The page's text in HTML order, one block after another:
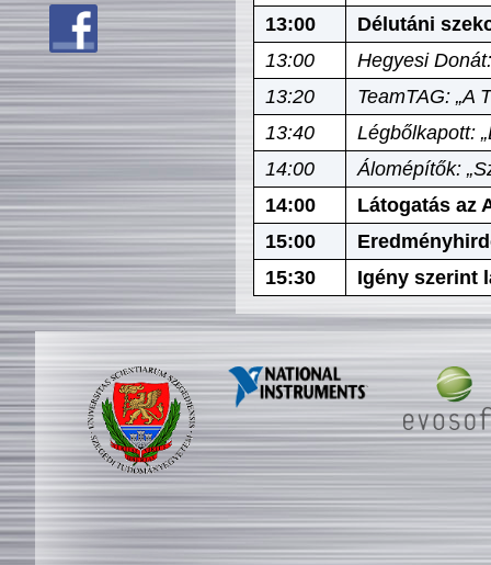
13:00
Délutáni
13:00
Hegyesi
13:20
TeamTAG: „A
13:40
Légbőlkapott:
14:00
Álomépítők:
14:00
Látogatás az
15:00
15:30
Igény szerint